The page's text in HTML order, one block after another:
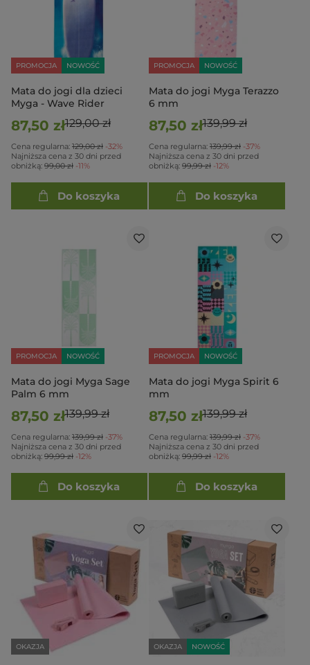
PROMOCJA NOWOŚĆ
Mata do jogi dla dzieci
Myga - Wave Rider
87,50 zł129,00 zł
Cena regularna: 129,00 zł -32%
Najniższa cena z 30 dni przed
obniżką: 99,00 zł -11%
Do koszyka
PROMOCJA NOWOŚĆ
Mata do jogi Myga Terazzo
6 mm
87,50 zł139,99 zł
Cena regularna: 139,99 zł -37%
Najniższa cena z 30 dni przed
obniżką: 99,99 zł -12%
Do koszyka
PROMOCJA NOWOŚĆ
Mata do jogi Myga Sage
Palm 6 mm
87,50 zł139,99 zł
Cena regularna: 139,99 zł -37%
Najniższa cena z 30 dni przed
obniżką: 99,99 zł -12%
Do koszyka
PROMOCJA NOWOŚĆ
Mata do jogi Myga Spirit 6
mm
87,50 zł139,99 zł
Cena regularna: 139,99 zł -37%
Najniższa cena z 30 dni przed
obniżką: 99,99 zł -12%
Do koszyka
OKAZJA OKAZJA NOWOŚĆ